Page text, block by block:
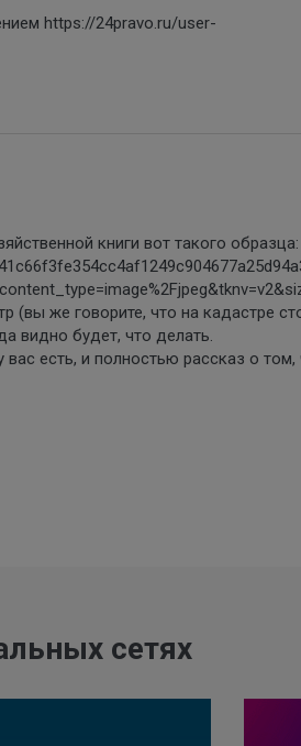
https://24pravo.ru/user-
книги вот такого образца:
(вы же говорите, что на
видно будет, что делать.
есть, и полностью рассказ о том,
сетях